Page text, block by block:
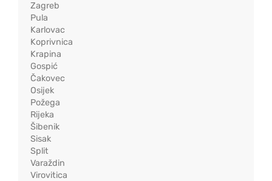
Zagreb
Pula
Karlovac
Koprivnica
Krapina
Gospić
Čakovec
Osijek
Požega
Rijeka
Šibenik
Sisak
Split
Varaždin
Virovitica